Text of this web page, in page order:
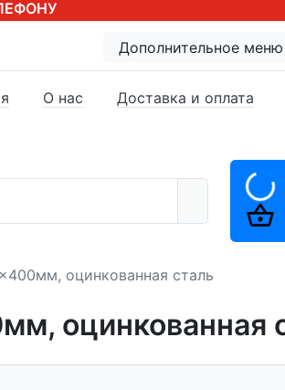
Дополнительное меню
О нас Доставка и оплата
оцинкованная сталь
оцинкованная